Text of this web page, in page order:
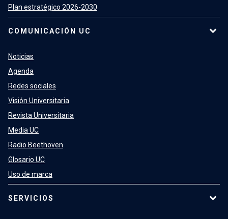
Plan estratégico 2026-2030
COMUNICACIÓN UC
Noticias
Agenda
Redes sociales
Visión Universitaria
Revista Universitaria
Media UC
Radio Beethoven
Glosario UC
Uso de marca
SERVICIOS